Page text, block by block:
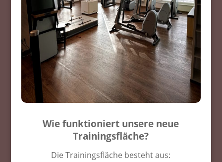
Wie funktioniert unsere neue
Trainingsfläche?
Die Trainingsfläche besteht aus: